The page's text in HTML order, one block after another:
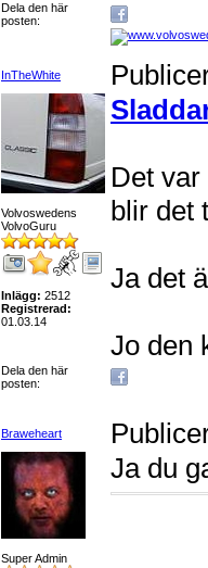
Dela den här
posten:
InTheWhite
Volvoswedens
VolvoGuru
Inlägg: 2512
Registrerad:
01.03.14
Det
blir det
Ja det
Jo den
Dela den här
posten:
Braweheart
Super Admin
Ja du